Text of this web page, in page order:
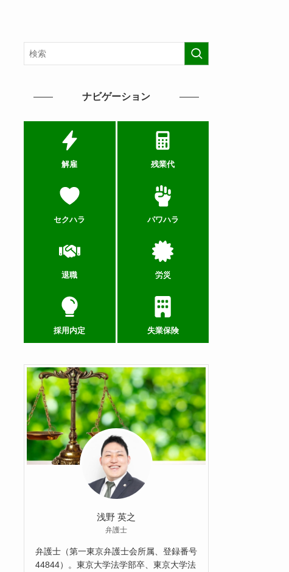
ナビゲーション
解雇 残業代
セクハラ パワハラ
退職 労災
採用内定 失業保険
浅野 英之
弁護士
弁護士（第一東京弁護士会所属、登録番号
44844）。東京大学法学部卒、東京大学法